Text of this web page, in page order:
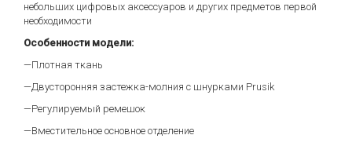
небольших цифровых аксессуаров и других предметов первой
необходимости
Особенности модели:
—Плотная ткань
—Двусторонняя застежка-молния с шнурками Prusik
—Регулируемый ремешок
—Вместительное основное отделение